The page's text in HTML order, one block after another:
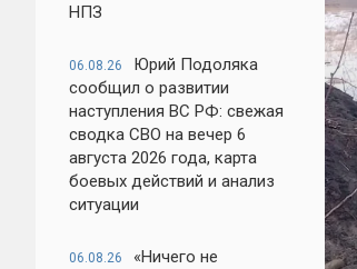
НПЗ
06.08.26
Юрий Подоляка
сообщил о развитии
наступления ВС РФ: свежая
сводка СВО на вечер 6
августа 2026 года, карта
боевых действий и анализ
ситуации
06.08.26
«Ничего не